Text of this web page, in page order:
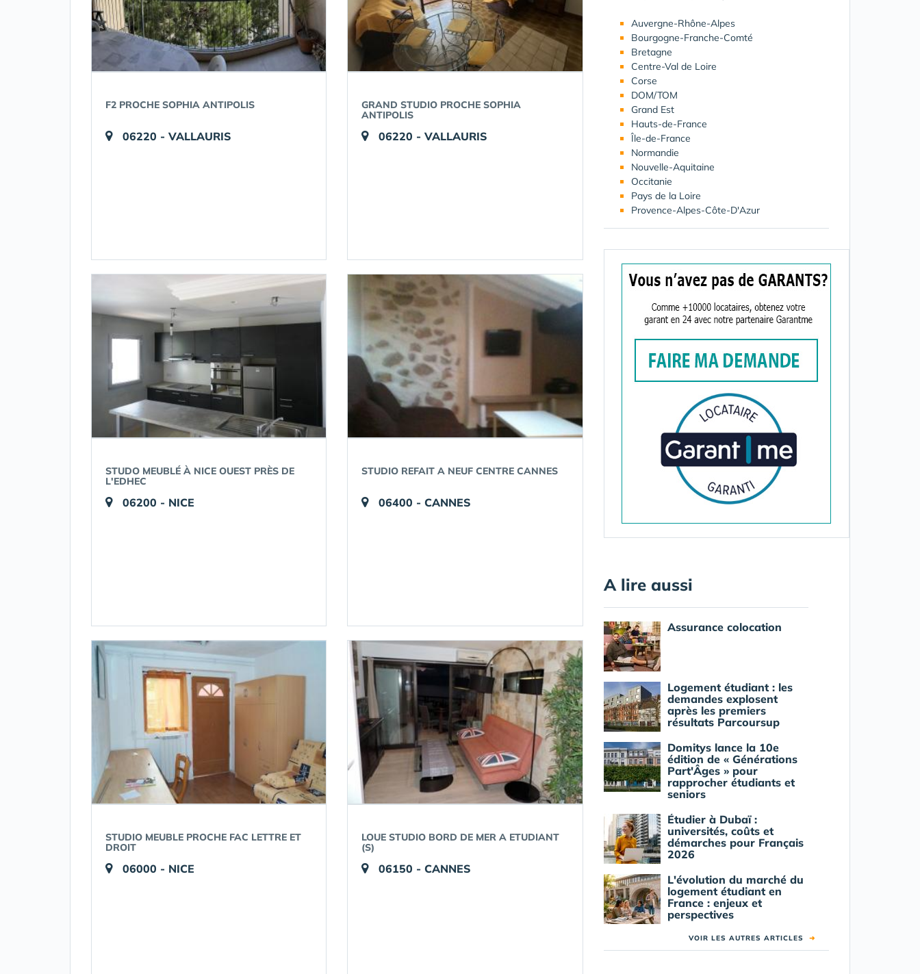
F2 PROCHE SOPHIA ANTIPOLIS
06220 - VALLAURIS
GRAND STUDIO PROCHE SOPHIA
ANTIPOLIS
06220 - VALLAURIS
STUDO MEUBLÉ À NICE OUEST PRÈS DE
L'EDHEC
06200 - NICE
STUDIO REFAIT A NEUF CENTRE CANNES
06400 - CANNES
STUDIO MEUBLE PROCHE FAC LETTRE ET
DROIT
06000 - NICE
LOUE STUDIO BORD DE MER A ETUDIANT
(S)
06150 - CANNES
Auvergne-Rhône-Alpes
Bourgogne-Franche-Comté
Bretagne
Centre-Val de Loire
Corse
DOM/TOM
Grand Est
Hauts-de-France
Île-de-France
Normandie
Nouvelle-Aquitaine
Occitanie
Pays de la Loire
Provence-Alpes-Côte-D'Azur
A lire aussi
Assurance colocation
Logement étudiant : les
demandes explosent
après les premiers
résultats Parcoursup
Domitys lance la 10e
édition de « Générations
Part'Âges » pour
rapprocher étudiants et
seniors
Étudier à Dubaï :
universités, coûts et
démarches pour Français
2026
L'évolution du marché du
logement étudiant en
France : enjeux et
perspectives
VOIR LES AUTRES ARTICLES ➜